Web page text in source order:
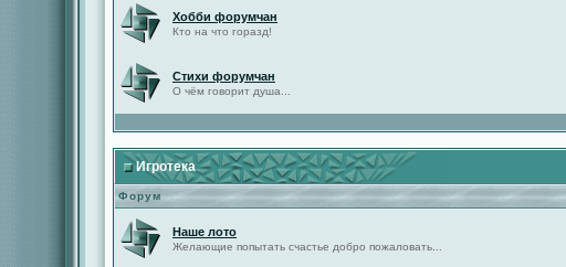
Хобби форумчан
Кто на что горазд!
Стихи форумчан
О чём говорит душа...
Игротека
Форум
Наше лото
Желающие попытать счастье добро пожаловать...